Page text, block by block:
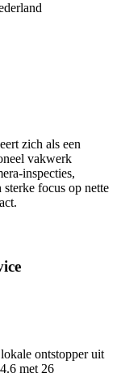
zich als een
vakwerk
inspecties,
focus op nette
ontstopper uit
met 26